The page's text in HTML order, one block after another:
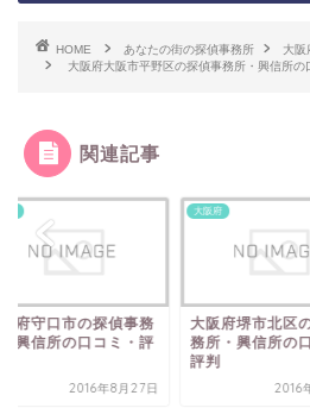
HOME あなたの街の探偵事務所
大阪
大阪府大阪市平野区の探偵事務所・興信所の
関連記事
府守口市の探偵事務
興信所の口コミ・評
2016年8月27日
大阪府
大阪府堺市北区の
務所・興信所の口
評判
2016